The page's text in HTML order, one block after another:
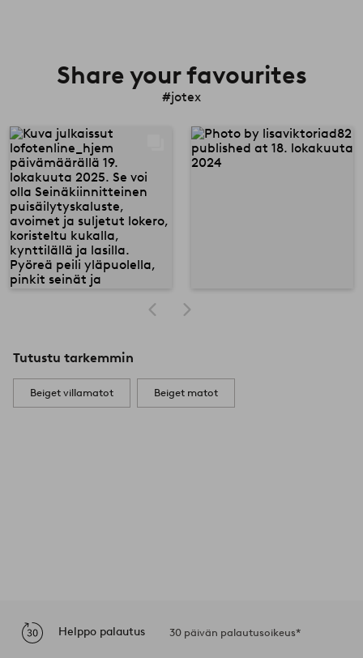
Share your favourites
#jotex
Tutustu tarkemmin
Beiget villamatot Beiget matot
Helppo palautus 30 päivän palautusoikeus*